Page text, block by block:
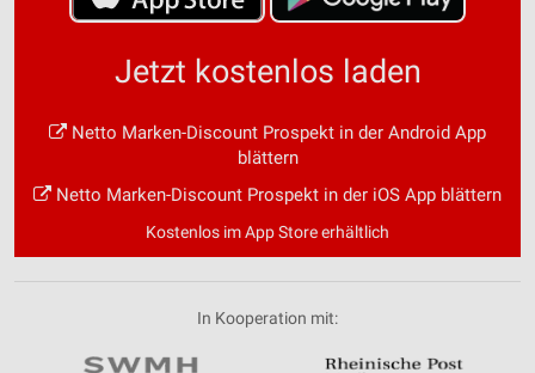
Jetzt kostenlos laden
Netto Marken-Discount Prospekt in der Android App
blättern
Netto Marken-Discount Prospekt in der iOS App blättern
Kostenlos im App Store erhältlich
In Kooperation mit: